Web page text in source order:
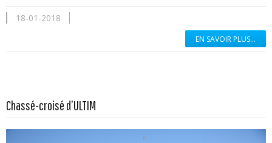
18-01-2018
EN SAVOIR PLUS...
Chassé-croisé d’ULTIM